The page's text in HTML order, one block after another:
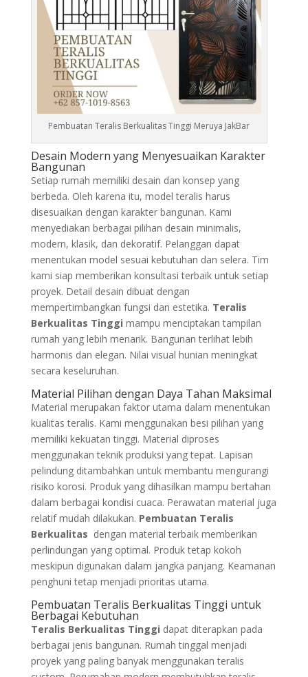
Pembuatan Teralis Berkualitas Tinggi Meruya JakBar
Desain Modern yang Menyesuaikan Karakter
Bangunan
Setiap rumah memiliki desain dan konsep yang
berbeda. Oleh karena itu, model teralis harus
disesuaikan dengan karakter bangunan. Kami
menyediakan berbagai pilihan desain minimalis,
modern, klasik, dan dekoratif. Pelanggan dapat
menentukan model sesuai kebutuhan dan selera. Tim
kami siap memberikan konsultasi terbaik untuk setiap
proyek. Detail desain dibuat dengan
mempertimbangkan fungsi dan estetika. Teralis
Berkualitas Tinggi mampu menciptakan tampilan
rumah yang lebih menarik. Bangunan terlihat lebih
harmonis dan elegan. Nilai visual hunian meningkat
secara keseluruhan.
Material Pilihan dengan Daya Tahan Maksimal
Material merupakan faktor utama dalam menentukan
kualitas teralis. Kami menggunakan besi pilihan yang
memiliki kekuatan tinggi. Material diproses
menggunakan teknik produksi yang tepat. Lapisan
pelindung ditambahkan untuk membantu mengurangi
risiko korosi. Produk yang dihasilkan mampu bertahan
dalam berbagai kondisi cuaca. Perawatan material juga
relatif mudah dilakukan. Pembuatan Teralis
Berkualitas dengan material terbaik memberikan
perlindungan yang optimal. Produk tetap kokoh
meskipun digunakan dalam jangka panjang. Keamanan
penghuni tetap menjadi prioritas utama.
Pembuatan Teralis Berkualitas Tinggi untuk
Berbagai Kebutuhan
Teralis Berkualitas Tinggi dapat diterapkan pada
berbagai jenis bangunan. Rumah tinggal menjadi
proyek yang paling banyak menggunakan teralis